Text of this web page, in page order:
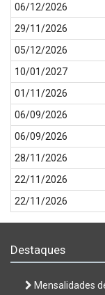
06/12/2026
29/11/2026
05/12/2026
10/01/2027
01/11/2026
06/09/2026
06/09/2026
28/11/2026
22/11/2026
22/11/2026
Destaques
Mensalidades